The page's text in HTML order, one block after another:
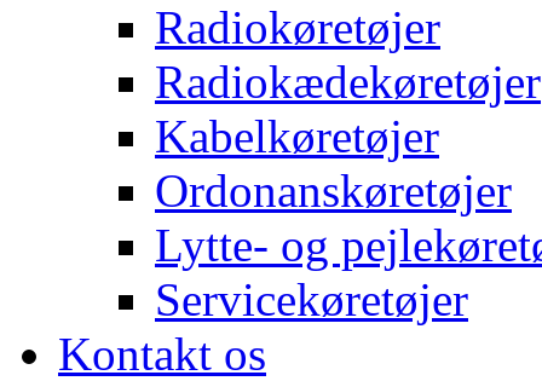
Radiokøretøjer
Radiokædekøretøjer
Kabelkøretøjer
Ordonanskøretøjer
Lytte- og
Servicekøretøjer
Kontakt os